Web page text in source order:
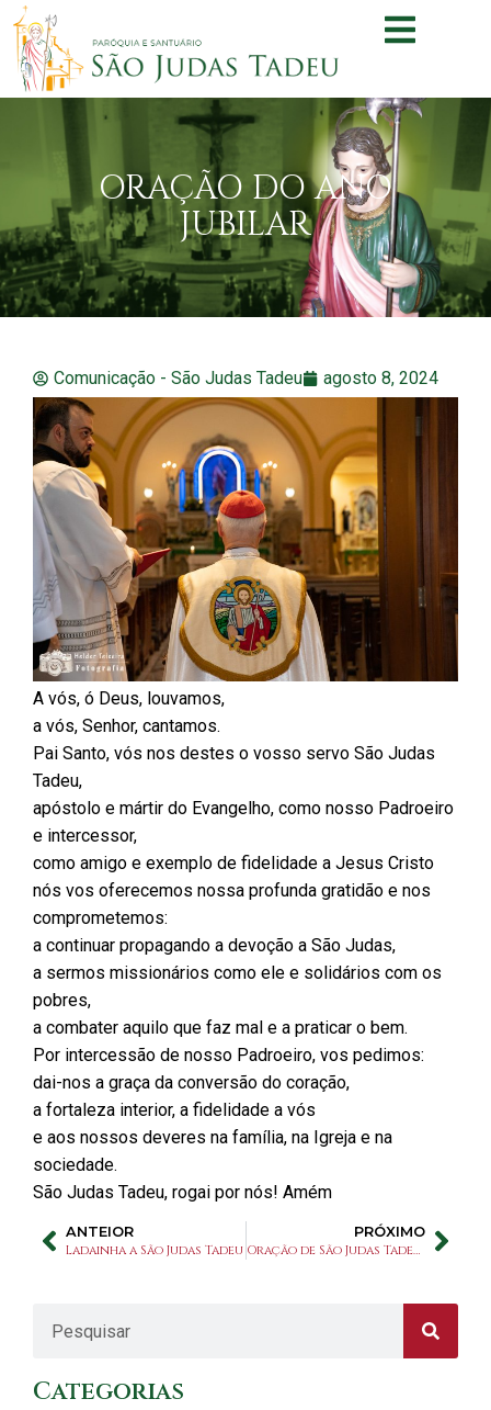
ORAÇÃO DO ANO
JUBILAR
Comunicação - São Judas Tadeu agosto 8, 2024
A vós, ó Deus, louvamos,
a vós, Senhor, cantamos.
Pai Santo, vós nos destes o vosso servo São Judas
Tadeu,
apóstolo e mártir do Evangelho, como nosso Padroeiro
e intercessor,
como amigo e exemplo de fidelidade a Jesus Cristo
nós vos oferecemos nossa profunda gratidão e nos
comprometemos:
a continuar propagando a devoção a São Judas,
a sermos missionários como ele e solidários com os
pobres,
a combater aquilo que faz mal e a praticar o bem.
Por intercessão de nosso Padroeiro, vos pedimos:
dai-nos a graça da conversão do coração,
a fortaleza interior, a fidelidade a vós
e aos nossos deveres na família, na Igreja e na
sociedade.
São Judas Tadeu, rogai por nós! Amém
ANTEIOR
Ladainha a São Judas Tadeu
PRÓXIMO
Oração de São Judas Tadeu pelas mães
Categorias